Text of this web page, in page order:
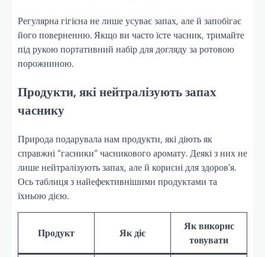
Регулярна гігієна не лише усуває запах, але й запобігає
його поверненню. Якщо ви часто їсте часник, тримайте
під рукою портативний набір для догляду за ротовою
порожниною.
Продукти, які нейтралізують запах
часнику
Природа подарувала нам продукти, які діють як
справжні “гасники” часникового аромату. Деякі з них не
лише нейтралізують запах, але й корисні для здоров’я.
Ось таблиця з найефективнішими продуктами та
їхньою дією.
Продукт Як діє
Як викорис
товувати